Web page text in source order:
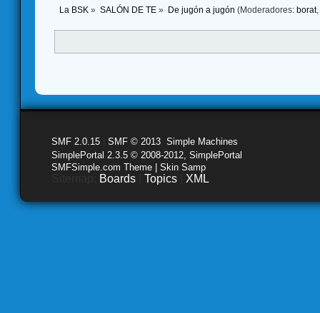
La BSK » SALÓN DE TE» De jugón a jugón (Moderadores: borat,
SMF 2.0.15 SMF © 2013 Simple Machines
SimplePortal 2.3.5 © 2008-2012, SimplePortal
SMFSimple.com Theme | Skin Samp
Boards Topics XML